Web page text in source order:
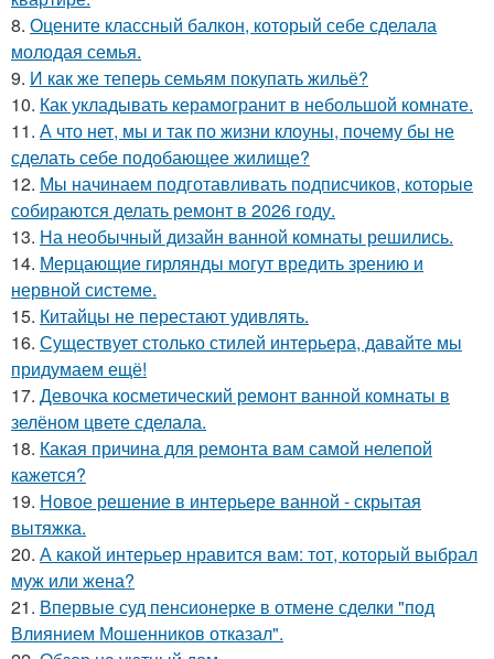
8. Оцените классный балкон, который себе сделала
молодая семья.
9. И как же теперь семьям покупать жильё?
10. Как укладывать керамогранит в небольшой комнате.
11. А что нет, мы и так по жизни клоуны, почему бы не
сделать себе подобающее жилище?
12. Мы начинаем подготавливать подписчиков, которые
собираются делать ремонт в 2026 году.
13. На необычный дизайн ванной комнаты решились.
14. Мерцающие гирлянды могут вредить зрению и
нервной системе.
15. Китайцы не перестают удивлять.
16. Существует столько стилей интерьера, давайте мы
придумаем ещё!
17. Девочка косметический ремонт ванной комнаты в
зелёном цвете сделала.
18. Какая причина для ремонта вам самой нелепой
кажется?
19. Новое решение в интерьере ванной - скрытая
вытяжка.
20. А какой интерьер нравится вам: тот, который выбрал
муж или жена?
21. Впервые суд пенсионерке в отмене сделки "под
Влиянием Мошенников отказал".